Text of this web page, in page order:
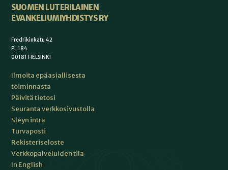
SUOMEN LUTERILAINEN
EVANKELIUMIYHDISTYS RY
Fredrikinkatu 42
PL 184
00181 HELSINKI
Ilmoita epäasiallisesta
toiminnasta
Päivitä tietosi
Seuranta verkkosivustolla
Sleyn intra
Turvaposti
Rekisteriseloste
Verkkopalveluiden tila
In English